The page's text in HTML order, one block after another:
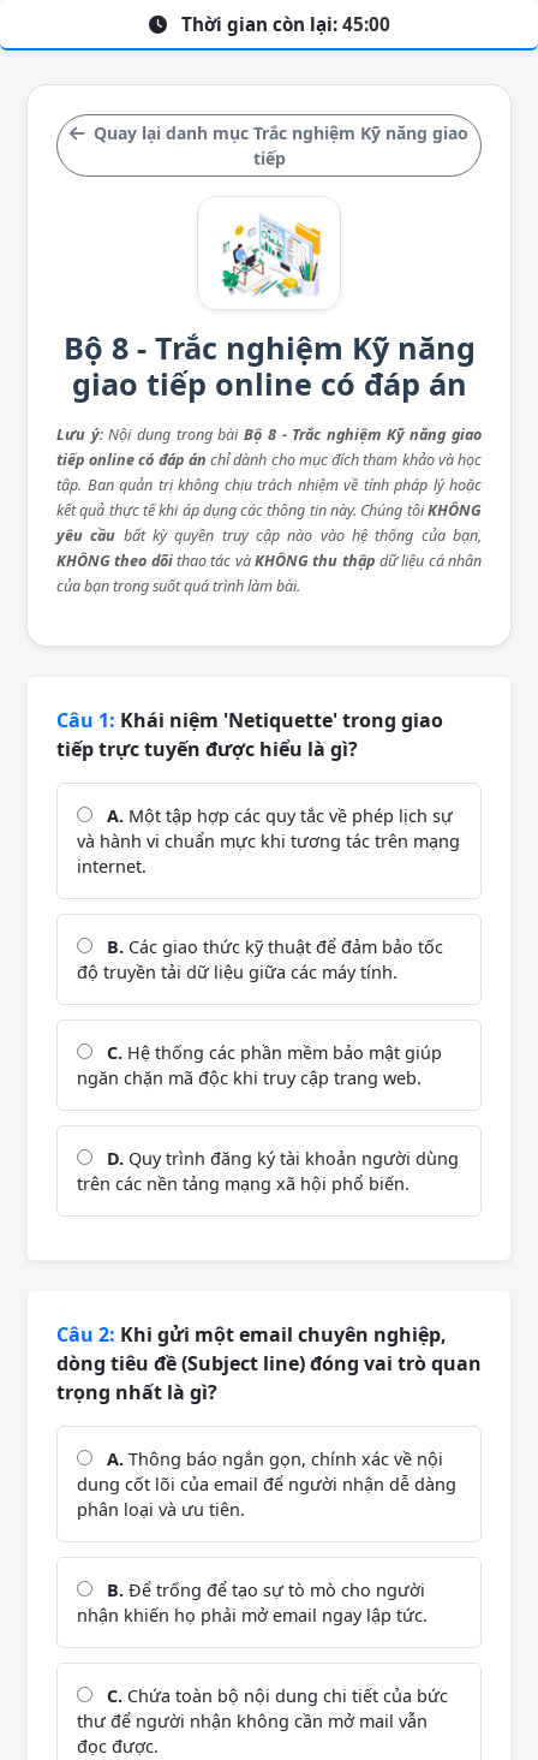
Quay lại danh mục Trắc nghiệm Kỹ năng giao
tiếp
Bộ 8 - Trắc nghiệm Kỹ năng
giao tiếp online có đáp án
Lưu ý: Nội dung trong bàiBộ 8 - Trắc nghiệm Kỹ năng giao
tiếp online có đáp án chỉ dành cho mục đích tham khảo và học
tập. Ban quản trị không chịu trách nhiệm về tính pháp lý hoặc
kết quả thực tế khi áp dụng các thông tin này. Chúng tôiKHÔNG
yêu cầu bất kỳ quyền truy cập nào vào hệ thống của bạn,
KHÔNG theo dõithao tác vàKHÔNG thu thập dữ liệu cá nhân
của bạn trong suốt quá trình làm bài.
Thời gian còn lại: 45:00
Câu 1: Khái niệm 'Netiquette' trong giao
tiếp trực tuyến được hiểu là gì?
A. Một tập hợp các quy tắc về phép lịch sự
và hành vi chuẩn mực khi tương tác trên mạng
internet.
B. Các giao thức kỹ thuật để đảm bảo tốc
độ truyền tải dữ liệu giữa các máy tính.
C. Hệ thống các phần mềm bảo mật giúp
ngăn chặn mã độc khi truy cập trang web.
D. Quy trình đăng ký tài khoản người dùng
trên các nền tảng mạng xã hội phổ biến.
Câu 2: Khi gửi một email chuyên nghiệp,
dòng tiêu đề (Subject line) đóng vai trò quan
trọng nhất là gì?
A. Thông báo ngắn gọn, chính xác về nội
dung cốt lõi của email để người nhận dễ dàng
phân loại và ưu tiên.
B. Để trống để tạo sự tò mò cho người
nhận khiến họ phải mở email ngay lập tức.
C. Chứa toàn bộ nội dung chi tiết của bức
thư để người nhận không cần mở mail vẫn
đọc được.